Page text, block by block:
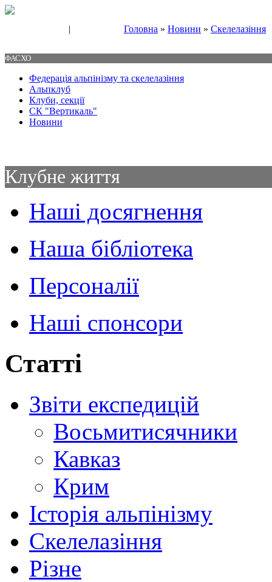
| Головна » Новини » Скелелазіння
ФАСХО
Федерація альпінізму та скелелазіння
Альпклуб
Клуби, секції
СК "Вертикаль"
Новини
Клубне життя
Наші досягнення
Наша бібліотека
Персоналії
Наші спонсори
Статті
Звіти експедицій
Восьмитисячники
Кавказ
Крим
Історія альпінізму
Скелелазіння
Різне